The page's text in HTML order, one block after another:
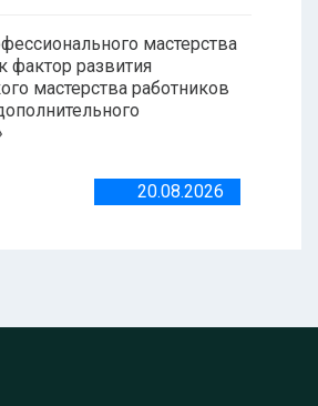
мастерства
фактор развития
мастерства работников
20.08.2026